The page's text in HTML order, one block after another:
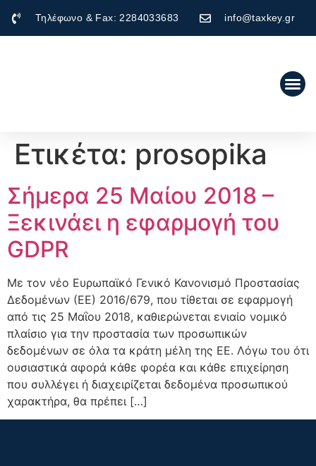
Τηλέφωνο & Fax: 2284033683 info@taxkey.gr
Ετικέτα: prosopika
Σήμερα 25 Μαίου 2018 –
Ξεκινάει η εφαρμογή του
GDPR
Με τον νέο Ευρωπαϊκό Γενικό Κανονισμό Προστασίας
Δεδομένων (ΕΕ) 2016/679, που τίθεται σε εφαρμογή
από τις 25 Μαΐου 2018, καθιερώνεται ενιαίο νομικό
πλαίσιο για την προστασία των προσωπικών
δεδομένων σε όλα τα κράτη μέλη της ΕΕ. Λόγω του ότι
ουσιαστικά αφορά κάθε φορέα και κάθε επιχείρηση
που συλλέγει ή διαχειρίζεται δεδομένα προσωπικού
χαρακτήρα, θα πρέπει […]